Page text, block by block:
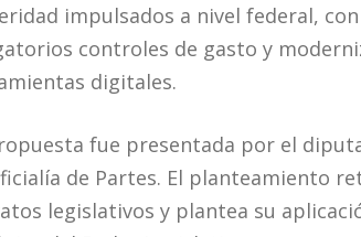
impulsados a nivel federal,
controles de gasto y
digitales.
fue presentada por el
de Partes. El planteamiento
legislativos y plantea su